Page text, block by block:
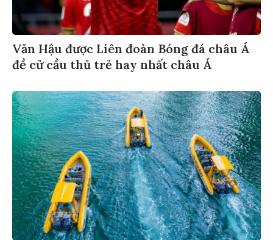
Văn Hậu được Liên đoàn Bóng đá châu Á
đề cử cầu thủ trẻ hay nhất châu Á